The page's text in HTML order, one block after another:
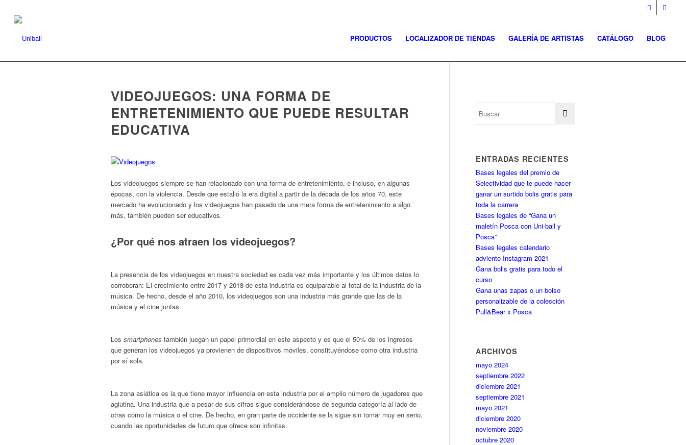
PRODUCTOS LOCALIZADOR DE TIENDAS GALERÍA DE ARTISTAS CATÁLOGO BLOG
VIDEOJUEGOS: UNA FORMA DE
ENTRETENIMIENTO QUE PUEDE RESULTAR
EDUCATIVA
Los videojuegos siempre se han relacionado con una forma de entretenimiento, e incluso, en algunas
épocas, con la violencia. Desde que estalló la era digital a partir de la década de los años 70, este
mercado ha evolucionado y los videojuegos han pasado de una mera forma de entretenimiento a algo
más, también pueden ser educativos.
¿Por qué nos atraen los videojuegos?
La presencia de los videojuegos en nuestra sociedad es cada vez más importante y los últimos datos lo
corroboran: El crecimiento entre 2017 y 2018 de esta industria es equiparable al total de la industria de la
música. De hecho, desde el año 2010, los videojuegos son una industria más grande que las de la
música y el cine juntas.
Los smartphones también juegan un papel primordial en este aspecto y es que el 50% de los ingresos
que generan los videojuegos ya provienen de dispositivos móviles, constituyéndose como otra industria
por sí sola.
La zona asiática es la que tiene mayor influencia en esta industria por el amplio número de jugadores que
aglutina. Una industria que a pesar de sus cifras sigue considerándose de segunda categoría al lado de
otras como la música o el cine. De hecho, en gran parte de occidente se la sigue sin tomar muy en serio,
cuando las oportunidades de futuro que ofrece son infinitas.
ENTRADAS RECIENTES
Bases legales del premio de
Selectividad que te puede hacer
ganar un surtido bolis gratis para
toda la carrera
Bases legales de “Gana un
maletín Posca con Uni-ball y
Posca”
Bases legales calendario
adviento Instagram 2021
Gana bolis gratis para todo el
curso
Gana unas zapas o un bolso
personalizable de la colección
Pull&Bear x Posca
ARCHIVOS
mayo 2024
septiembre 2022
diciembre 2021
septiembre 2021
mayo 2021
diciembre 2020
noviembre 2020
octubre 2020